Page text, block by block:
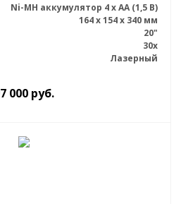
Ni-MH аккумулятор 4 х АА (1,5 В)
164 x 154 x 340 мм
20"
30x
Лазерный
000 руб.